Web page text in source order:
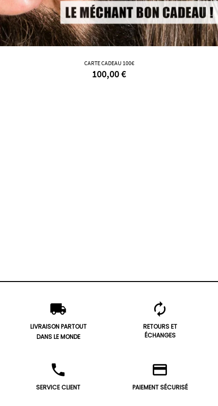
CARTE CADEAU 100€
100,00 €
local_shipping
LIVRAISON PARTOUT
DANS LE MONDE
autorenew
RETOURS ET
ÉCHANGES
phone
SERVICE CLIENT
credit_card
PAIEMENT SÉCURISÉ